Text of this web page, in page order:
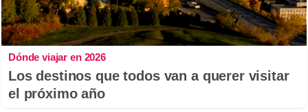
Dónde viajar en 2026
Los destinos que todos van a querer visitar
el próximo año